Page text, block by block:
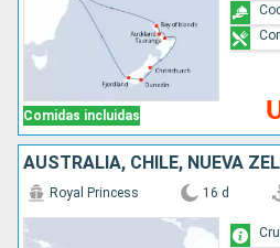
Comidas incluidas
AUSTRALIA, CHILE, NUEVA
Royal Princess 16 d